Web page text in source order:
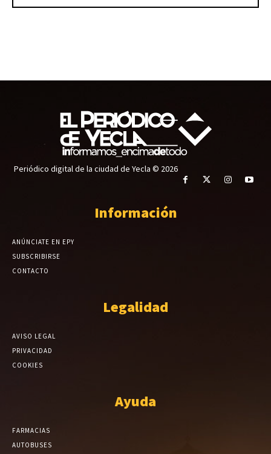
Periódico digital de la ciudad de Yecla © 2026
Información
ANÚNCIATE EN EPY
SUBSCRIBIRSE
CONTACTO
Legalidad
AVISO LEGAL
PRIVACIDAD
COOKIES
Ayuda
FARMACIAS
AUTOBUSES